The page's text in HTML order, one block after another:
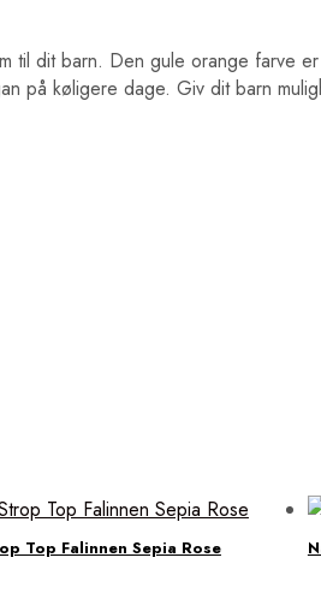
dit barn. Den gule orange farve
på køligere dage. Giv dit barn
Top Falinnen Sepia Rose